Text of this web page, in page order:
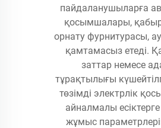
пайдаланушыларға
қосымшалары,
орнату фурнитурасы,
қамтамасыз етеді.
заттар немесе
тұрақтылығы
төзімді электрлік
айналмалы
жұмыс